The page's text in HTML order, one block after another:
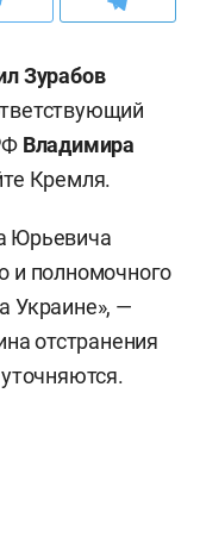
Зурабов
Владимира
Кремля.
Юрьевича
и полномочного
Украине», —
отстранения